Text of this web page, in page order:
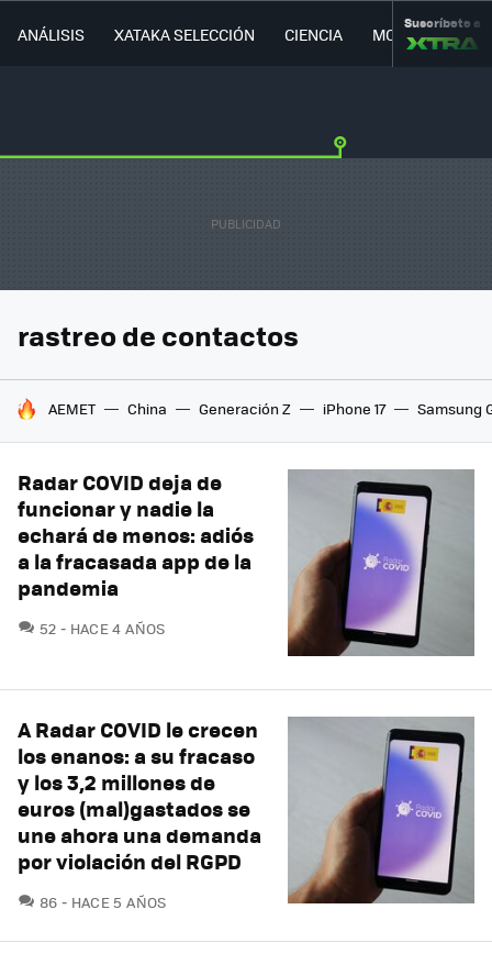
ANÁLISIS XATAKA SELECCIÓN CIENCIA MOVILIDAD
Suscríbete a
rastreo de contactos
HOY SE HABLA DE
AEMET China Generación Z iPhone 17 Samsung
Radar COVID deja de
funcionar y nadie la
echará de menos: adiós
a la fracasada app de la
pandemia
52 COMENTARIOS
HACE 4 AÑOS
A Radar COVID le crecen
los enanos: a su fracaso
y los 3,2 millones de
euros (mal)gastados se
une ahora una demanda
por violación del RGPD
86 COMENTARIOS
HACE 5 AÑOS